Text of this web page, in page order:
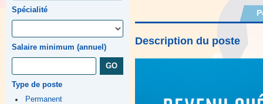
Spécialité
Salaire minimum (annuel)
Type de poste
Permanent
Description du poste